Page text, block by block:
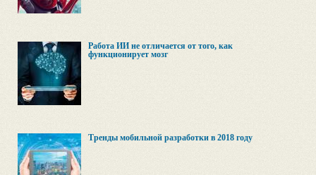
Работа ИИ не отличается от того, как
функционирует мозг
Тренды мобильной разработки в 2018 году